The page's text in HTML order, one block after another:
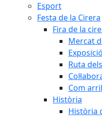
Esport
Festa de la Cirera
Fira de la
Mercat
Ruta
Com
Història
Història